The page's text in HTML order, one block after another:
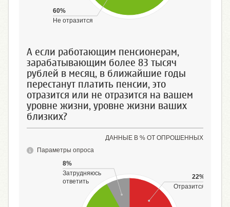
60%
Не отразится
А если работающим пенсионерам,
зарабатывающим более 83 тысяч
рублей в месяц, в ближайшие годы
перестанут платить пенсии, это
отразится или не отразится на вашем
уровне жизни, уровне жизни ваших
близких?
ДАННЫЕ В % ОТ ОПРОШЕННЫХ
Параметры опроса
22%
Отразится
8%
Затрудняюсь
ответить